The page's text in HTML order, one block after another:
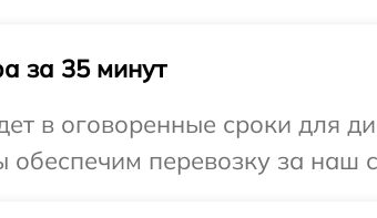
за 35 минут
в оговоренные сроки для
обеспечим перевозку за наш